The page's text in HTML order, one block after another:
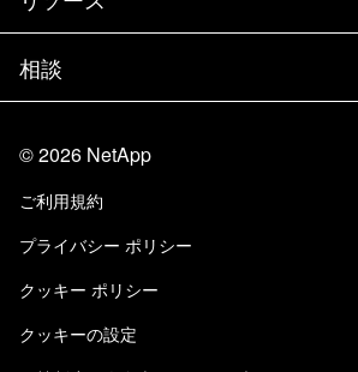
エグゼクティブ ブリーフィング
製品A-Z
ドキュメント
ナレッジ ベース
コミュニティ
知識の習得
パートナー
採用情報
Trust Center
責任と持続可能性
品質に関する認定
NetApp Instaclustr
ニュースルーム
イベント
ブログ
カスタマー エクスペリエンス
ユーザ事例
相談
当サイトに関するフィードバック
アクセシビリティ
Eメールの登録
©2026 NetApp
ご利用規約
プライバシー ポリシー
クッキー ポリシー
クッキーの設定